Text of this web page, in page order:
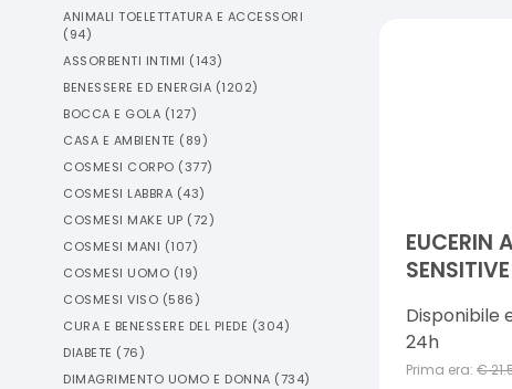
ANIMALI TOELETTATURA E ACCESSORI
(94)
ASSORBENTI INTIMI (143)
BENESSERE ED ENERGIA (1202)
BOCCA E GOLA (127)
CASA E AMBIENTE (89)
COSMESI CORPO (377)
COSMESI LABBRA (43)
COSMESI MAKE UP (72)
COSMESI MANI (107)
COSMESI UOMO (19)
COSMESI VISO (586)
CURA E BENESSERE DEL PIEDE (304)
DIABETE (76)
DIMAGRIMENTO UOMO E DONNA (734)
EUCERIN
Disponibile
24h
Prima era: €